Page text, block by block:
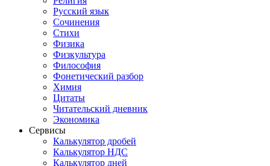
Русский язык
Сочинения
Стихи
Физика
Физкультура
Философия
Фонетический разбор
Химия
Цитаты
Читательский дневник
Экономика
Сервисы
Калькулятор дробей
Калькулятор НДС
Калькулятор дней